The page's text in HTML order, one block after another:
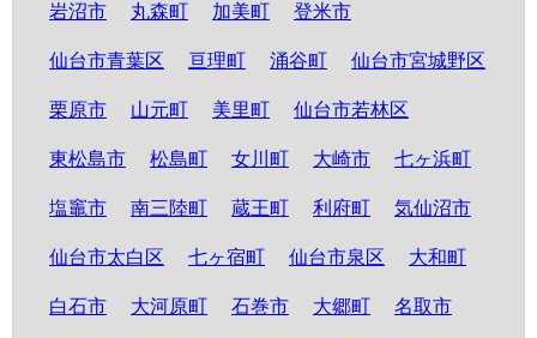
岩沼市
丸森町 加美町 登米市
仙台市青葉区 亘理町 涌谷町 仙台市宮城野区
栗原市 山元町 美里町 仙台市若林区
東松島市 松島町 女川町 大崎市 七ヶ浜町
塩竈市 南三陸町 蔵王町 利府町 気仙沼市
仙台市太白区 七ヶ宿町 仙台市泉区 大和町
白石市 大河原町 石巻市 大郷町 名取市